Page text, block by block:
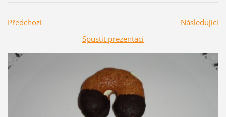
Předchozí
Následující
Spustit prezentaci